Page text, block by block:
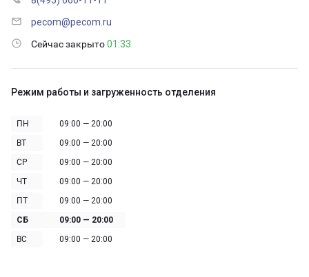
pecom@pecom.ru
Сейчас закрыто01:33
Режим работы и загруженность отделения
ПН
09:00 — 20:00
ВТ
09:00 — 20:00
СР
09:00 — 20:00
ЧТ
09:00 — 20:00
ПТ
09:00 — 20:00
СБ
09:00 — 20:00
ВС
09:00 — 20:00